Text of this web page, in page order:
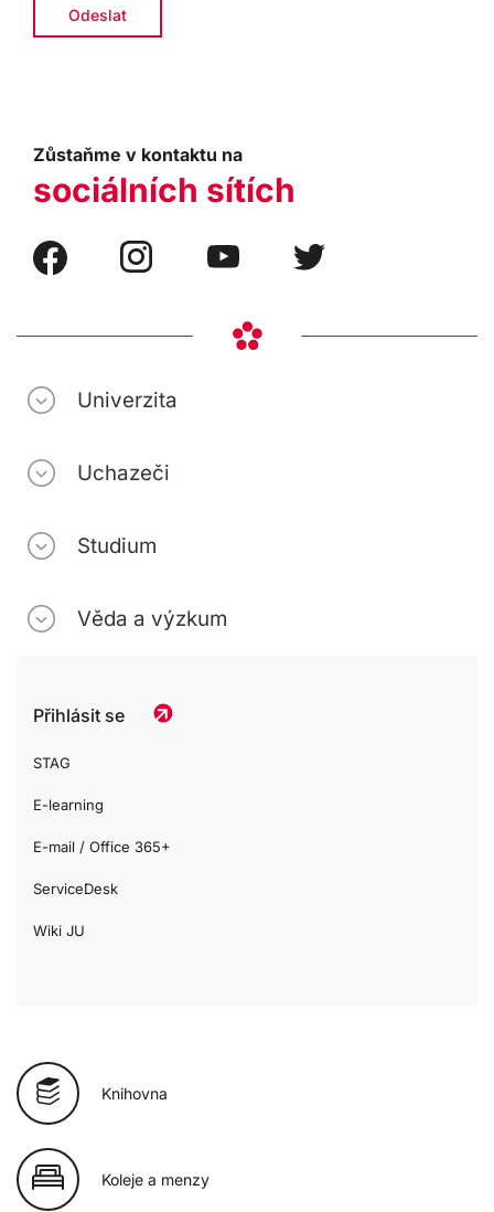
Zůstaňme v kontaktu na
sociálních sítích
Univerzita
Uchazeči
Studium
Věda a výzkum
Přihlásit se
STAG
E-learning
E-mail / Office 365+
ServiceDesk
Wiki JU
Knihovna
Koleje a menzy